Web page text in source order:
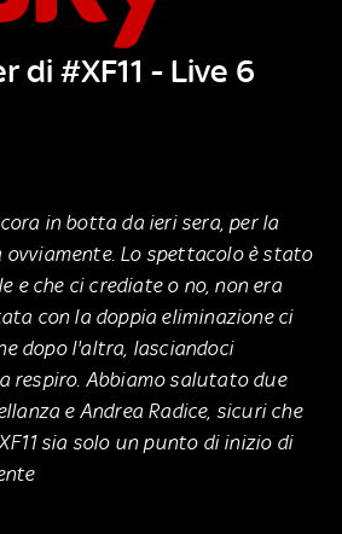
di #XF11 - Live 6
in botta da ieri sera, per la
Lo spettacolo è stato
e che ci crediate o no, non era
con la doppia eliminazione ci
dopo l'altra, lasciandoci
respiro. Abbiamo salutato due
e Andrea Radice, sicuri che
sia solo un punto di inizio di